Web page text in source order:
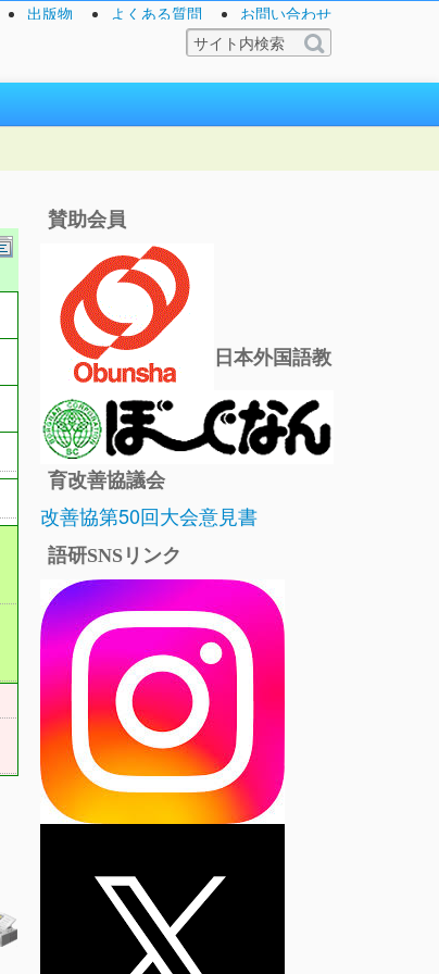
出版物 よくある質問 お問い合わせ
賛助会員
日本外国語教
育改善協議会
改善協第50回大会意見書
語研SNSリンク